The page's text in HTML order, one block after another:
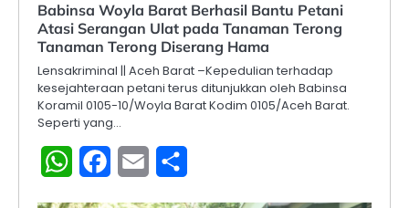
‎Babinsa Woyla Barat Berhasil Bantu Petani
Atasi Serangan Ulat pada Tanaman Terong
‎Tanaman Terong Diserang Hama
Lensakriminal || Aceh Barat –Kepedulian terhadap
kesejahteraan petani terus ditunjukkan oleh Babinsa
Koramil 0105-10/Woyla Barat Kodim 0105/Aceh Barat.
Seperti yang…
WhatsAppFacebook
Email